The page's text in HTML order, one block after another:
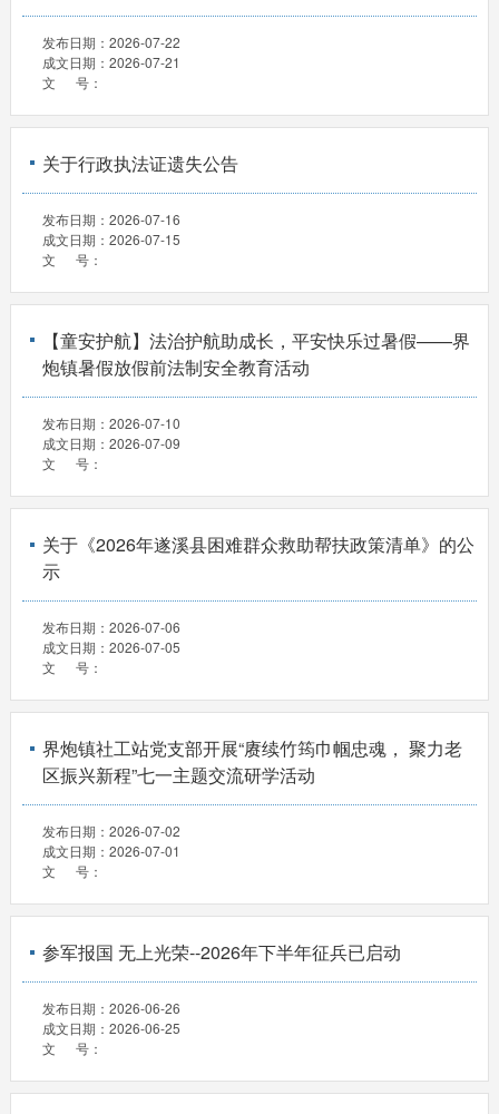
发布日期： 2026-07-22
成文日期： 2026-07-21
文 号：
关于行政执法证遗失公告
发布日期： 2026-07-16
成文日期： 2026-07-15
文 号：
【童安护航】法治护航助成长，平安快乐过暑假——界
炮镇暑假放假前法制安全教育活动
发布日期： 2026-07-10
成文日期： 2026-07-09
文 号：
关于《2026年遂溪县困难群众救助帮扶政策清单》的公
示
发布日期： 2026-07-06
成文日期： 2026-07-05
文 号：
界炮镇社工站党支部开展“赓续竹筠巾帼忠魂， 聚力老
区振兴新程”七一主题交流研学活动
发布日期： 2026-07-02
成文日期： 2026-07-01
文 号：
参军报国 无上光荣--2026年下半年征兵已启动
发布日期： 2026-06-26
成文日期： 2026-06-25
文 号：